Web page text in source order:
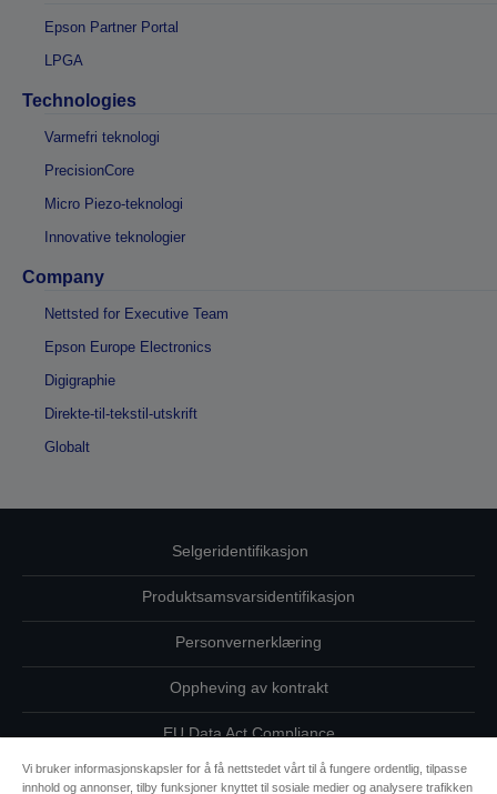
Epson Partner Portal
LPGA
Technologies
Varmefri teknologi
PrecisionCore
Micro Piezo-teknologi
Innovative teknologier
Company
Nettsted for Executive Team
Epson Europe Electronics
Digigraphie
Direkte-til-tekstil-utskrift
Globalt
Selgeridentifikasjon
Produktsamsvarsidentifikasjon
Personvernerklæring
Oppheving av kontrakt
EU Data Act Compliance
Ta kontakt med oss vedrørende personopplysningene dine
Vi bruker informasjonskapsler for å få nettstedet vårt til å fungere ordentlig, tilpasse
innhold og annonser, tilby funksjoner knyttet til sosiale medier og analysere trafikken